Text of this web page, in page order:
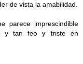
de vista la amabilidad.
parece imprescindible
y tan feo y triste en